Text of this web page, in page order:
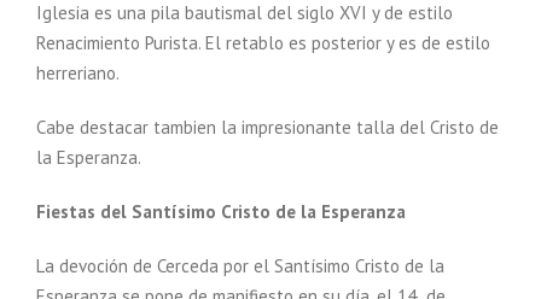
Iglesia es una pila bautismal del siglo XVI y de estilo
Renacimiento Purista. El retablo es posterior y es de estilo
herreriano.
Cabe destacar tambien la impresionante talla del Cristo de
la Esperanza.
Fiestas del Santísimo Cristo de la Esperanza
La devoción de Cerceda por el Santísimo Cristo de la